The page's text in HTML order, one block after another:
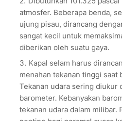
atmosfer. Beberapa benda,
ujung pisau, dirancang
sangat kecil untuk
diberikan oleh suatu gaya.
Kapal selam harus
menahan tekanan tinggi saat
Tekanan udara sering diukur
barometer. Kebanyakan
tekanan udara dalam milibar.